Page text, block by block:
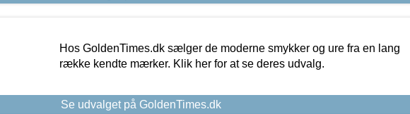
Hos GoldenTimes.dk sælger de moderne smykker og ure fra en lang
række kendte mærker. Klik her for at se deres udvalg.
Se udvalget på GoldenTimes.dk